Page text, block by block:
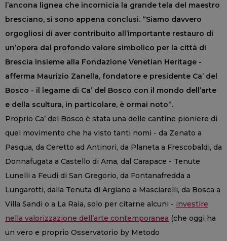
l’ancona lignea che incornicia la grande tela del maestro
bresciano, si sono appena conclusi. “Siamo davvero
orgogliosi di aver contribuito all’importante restauro di
un’opera dal profondo valore simbolico per la città di
Brescia insieme alla Fondazione Venetian Heritage -
afferma Maurizio Zanella, fondatore e presidente Ca’ del
Bosco - il legame di Ca’ del Bosco con il mondo dell’arte
e della scultura, in particolare, è ormai noto”.
Proprio Ca’ del Bosco è stata una delle cantine pioniere di
quel movimento che ha visto tanti nomi - da Zenato a
Pasqua, da Ceretto ad Antinori, da Planeta a Frescobaldi, da
Donnafugata a Castello di Ama, dal Carapace - Tenute
Lunelli a Feudi di San Gregorio, da Fontanafredda a
Lungarotti, dalla Tenuta di Argiano a Masciarelli, da Bosca a
Villa Sandi o a La Raia, solo per citarne alcuni - investire
nella valorizzazione dell’arte contemporanea (che oggi ha
un vero e proprio Osservatorio by Metodo